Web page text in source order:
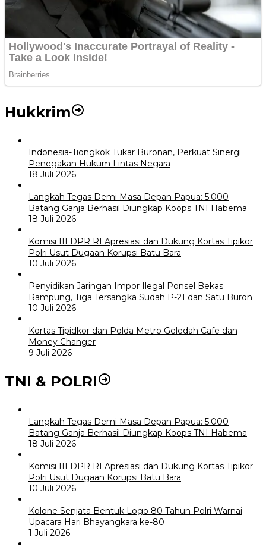
Hukkrim
Indonesia-Tiongkok Tukar Buronan, Perkuat Sinergi
Penegakan Hukum Lintas Negara
18 Juli 2026
Langkah Tegas Demi Masa Depan Papua: 5.000
Batang Ganja Berhasil Diungkap Koops TNI Habema
18 Juli 2026
Komisi III DPR RI Apresiasi dan Dukung Kortas Tipikor
Polri Usut Dugaan Korupsi Batu Bara
10 Juli 2026
Penyidikan Jaringan Impor Ilegal Ponsel Bekas
Rampung, Tiga Tersangka Sudah P-21 dan Satu Buron
10 Juli 2026
Kortas Tipidkor dan Polda Metro Geledah Cafe dan
Money Changer
9 Juli 2026
TNI & POLRI
Langkah Tegas Demi Masa Depan Papua: 5.000
Batang Ganja Berhasil Diungkap Koops TNI Habema
18 Juli 2026
Komisi III DPR RI Apresiasi dan Dukung Kortas Tipikor
Polri Usut Dugaan Korupsi Batu Bara
10 Juli 2026
Kolone Senjata Bentuk Logo 80 Tahun Polri Warnai
Upacara Hari Bhayangkara ke-80
1 Juli 2026